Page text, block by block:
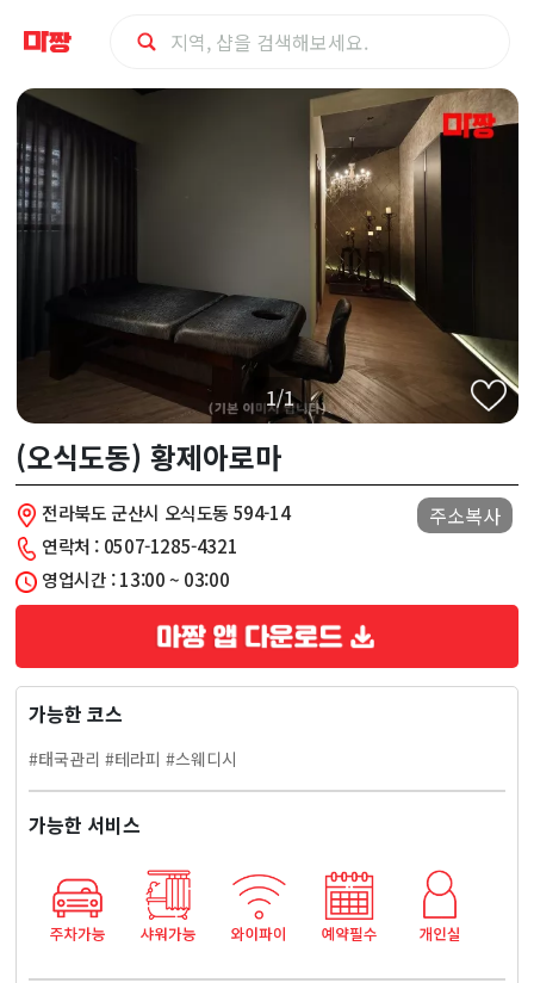
군
산
시
(오
도
동)
황
제
아
로
마
마
사
1/1
(오식도동) 황제아로마
전라북도 군산시 오식도동 594-14 주소복사
연락처 : 0507-1285-4321
영업시간 : 13:00 ~ 03:00
가능한 코스
#태국관리 #테라피 #스웨디시
가능한 서비스